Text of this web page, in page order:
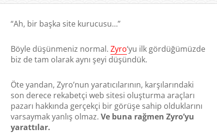
“Ah, bir başka site kurucusu…”
Böyle düşünmeniz normal.Zyro‘yu ilk gördüğümüzde
biz de tam olarak aynı şeyi düşündük.
Öte yandan, Zyro’nun yaratıcılarının, karşılarındaki
son derece rekabetçi web sitesi oluşturma araçları
pazarı hakkında gerçekçi bir görüşe sahip olduklarını
varsaymak yanlış olmaz.Ve buna rağmen Zyro’yu
yarattılar.